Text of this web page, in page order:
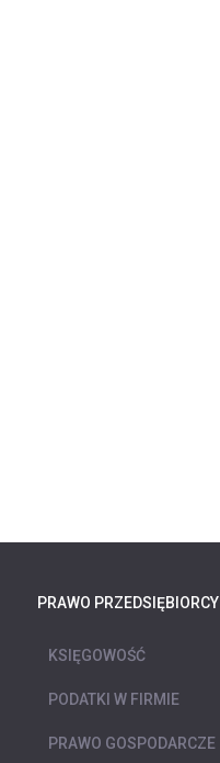
PRAWO PRZEDSIĘBIORCY
KSIĘGOWOŚĆ
PODATKI W FIRMIE
PRAWO GOSPODARCZE